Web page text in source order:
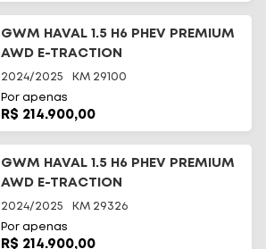
GWM HAVAL 1.5 H6 PHEV PREMIUM
AWD E-TRACTION
2024/2025 KM 29100
Por apenas
R$ 214.900,00
GWM HAVAL 1.5 H6 PHEV PREMIUM
AWD E-TRACTION
2024/2025 KM 29326
Por apenas
R$ 214.900,00